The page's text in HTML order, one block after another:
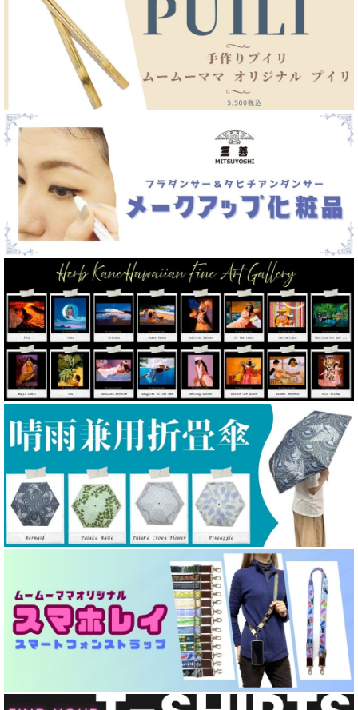
アクセサリー&雑貨
ハワイアン ジュエリー
サンダル&シューズ類
ケイキ（子供）用品各種
CD／DVD／書籍類各種
ハワイアン絵画
ハワイアン雑貨各種
ハワイアンフード
フラ用品カタログ
フラ出演募集 & イベントチケット
カスタムオーダードレス